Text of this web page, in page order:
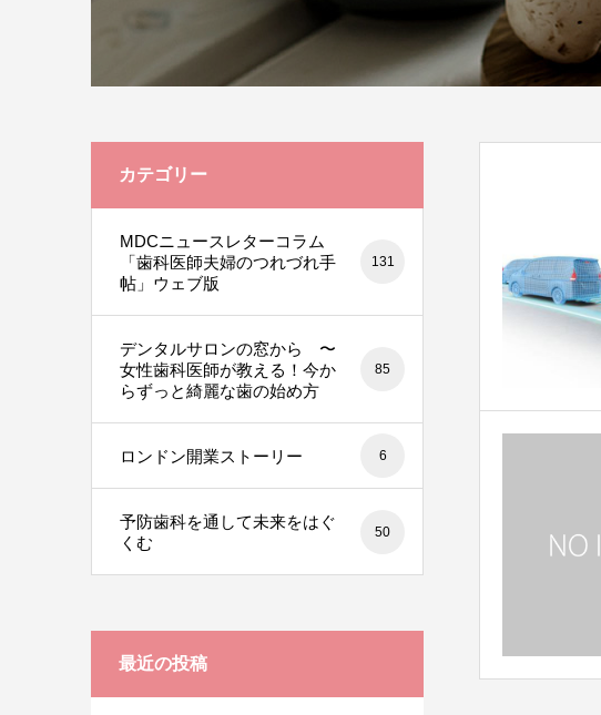
カテゴリー
MDCニュースレターコラム
「歯科医師夫婦のつれづれ手
帖」ウェブ版
131
デンタルサロンの窓から 〜
女性歯科医師が教える！今か
らずっと綺麗な歯の始め方
85
ロンドン開業ストーリー 6
予防歯科を通して未来をはぐ
くむ
50
最近の投稿